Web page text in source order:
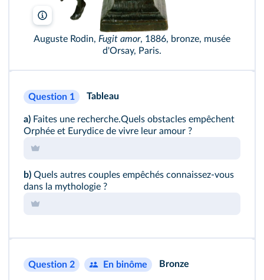
Auguste Rodin, Fugit amor, 1886, bronze, musée
d'Orsay, Paris.
Question 1 Tableau
a) Faites une recherche.Quels obstacles empêchent
Orphée et Eurydice de vivre leur amour ?
b) Quels autres couples empêchés connaissez‐vous
dans la mythologie ?
Question 2 En binôme Bronze